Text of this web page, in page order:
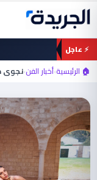
تخطي
المحتوى
⚡ عاجل
🏠 الرئيسية›أخبار الفن›نجوى